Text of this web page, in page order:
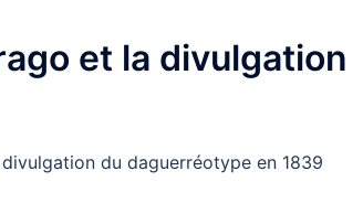
et la divulgation
du daguerréotype en 1839